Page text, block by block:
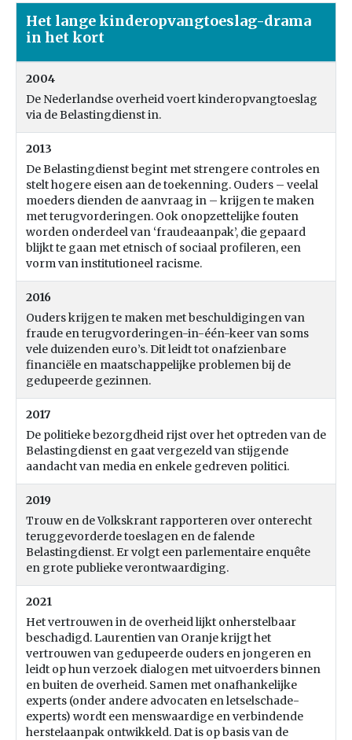
Het lange kinderopvangtoeslag-drama
in het kort
2004
De Nederlandse overheid voert kinderopvangtoeslag
via de Belastingdienst in.
2013
De Belastingdienst begint met strengere controles en
stelt hogere eisen aan de toekenning. Ouders – veelal
moeders dienden de aanvraag in – krijgen te maken
met terugvorderingen. Ook onopzettelijke fouten
worden onderdeel van ‘fraudeaanpak’, die gepaard
blijkt te gaan met etnisch of sociaal profileren, een
vorm van institutioneel racisme.
2016
Ouders krijgen te maken met beschuldigingen van
fraude en terugvorderingen-in-één-keer van soms
vele duizenden euro’s. Dit leidt tot onafzienbare
financiële en maatschappelijke problemen bij de
gedupeerde gezinnen.
2017
De politieke bezorgdheid rijst over het optreden van de
Belastingdienst en gaat vergezeld van stijgende
aandacht van media en enkele gedreven politici.
2019
Trouw en de Volkskrant rapporteren over onterecht
teruggevorderde toeslagen en de falende
Belastingdienst. Er volgt een parlementaire enquête
en grote publieke verontwaardiging.
2021
Het vertrouwen in de overheid lijkt onherstelbaar
beschadigd. Laurentien van Oranje krijgt het
vertrouwen van gedupeerde ouders en jongeren en
leidt op hun verzoek dialogen met uitvoerders binnen
en buiten de overheid. Samen met onafhankelijke
experts (onder andere advocaten en letselschade-
experts) wordt een menswaardige en verbindende
herstelaanpak ontwikkeld. Dat is op basis van de